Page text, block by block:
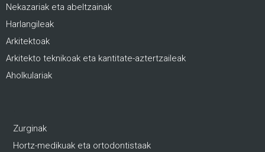
Nekazariak eta abeltzainak
Harlangileak
Arkitektoak
Arkitekto teknikoak eta kantitate-aztertzaileak
Aholkulariak
Zurginak
Hortz-medikuak eta ortodontistaak